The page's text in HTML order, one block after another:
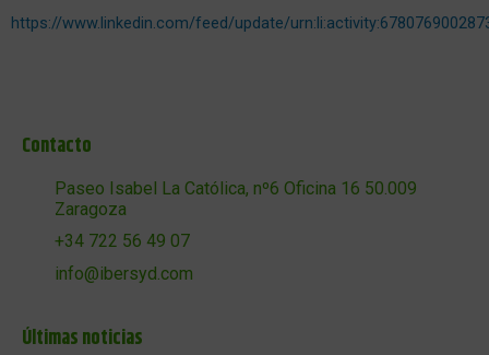
https://www.linkedin.com/feed/update/
Contacto
Paseo Isabel La Católica, nº6 Oficina 16 50.009
Zaragoza
+34 722 56 49 07
info@ibersyd.com
Últimas noticias